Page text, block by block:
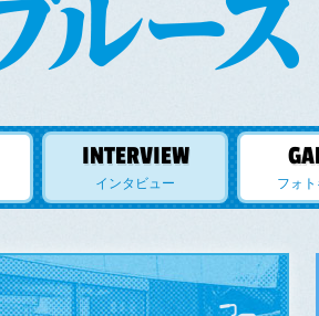
インタビュー フォ
インタビュー